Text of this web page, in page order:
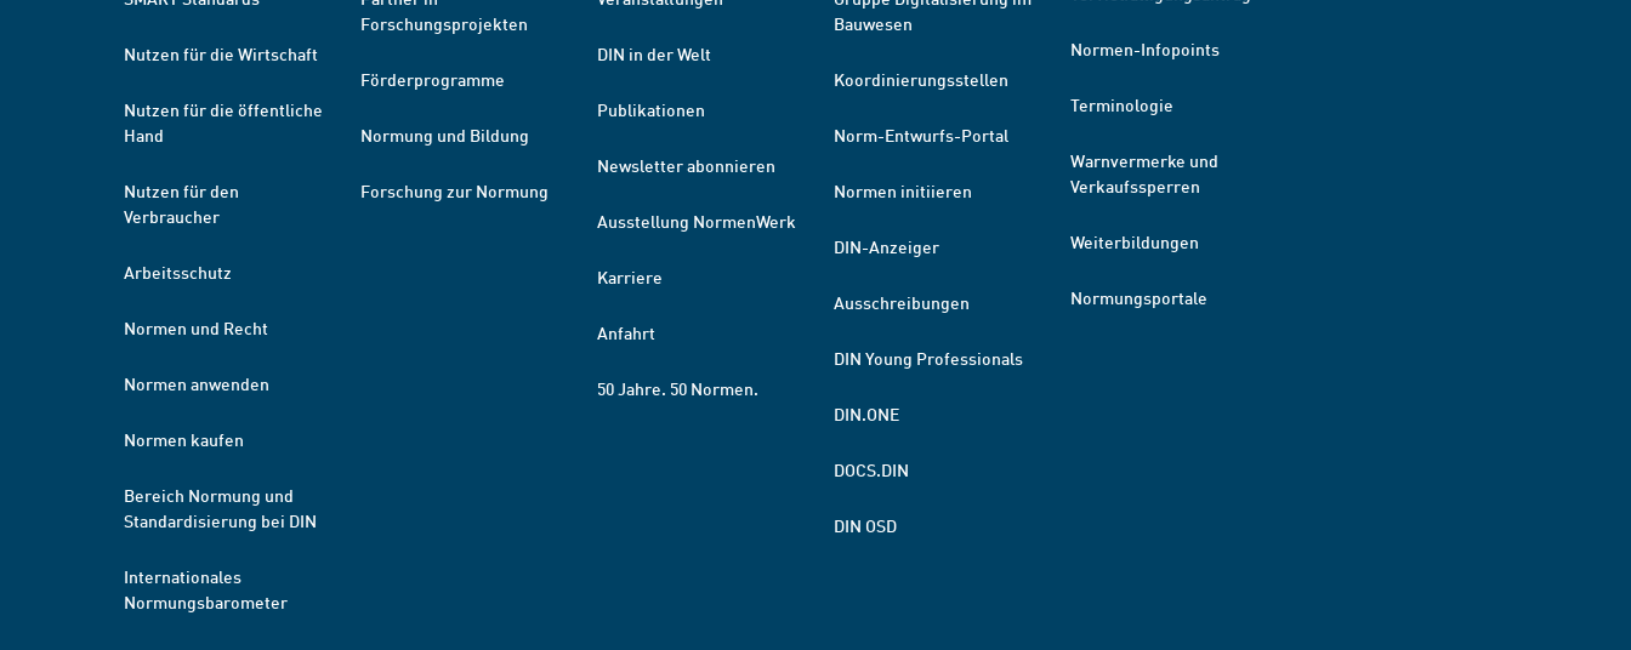
Nutzen für die Wirtschaft
Nutzen für die öffentliche
Hand
Nutzen für den
Verbraucher
Arbeitsschutz
Normen und Recht
Normen anwenden
Normen kaufen
Bereich Normung und
Standardisierung bei DIN
Internationales
Normungsbarometer
Forschungsprojekten
Förderprogramme
Normung und Bildung
Forschung zur Normung
DIN in der Welt
Publikationen
Newsletter abonnieren
Ausstellung NormenWerk
Karriere
Anfahrt
50 Jahre. 50 Normen.
Bauwesen
Koordinierungsstellen
Norm-Entwurfs-Portal
Normen initiieren
DIN-Anzeiger
Ausschreibungen
DIN Young Professionals
DIN.ONE
DOCS.DIN
DIN OSD
Normen-Infopoints
Terminologie
Warnvermerke und
Verkaufssperren
Weiterbildungen
Normungsportale